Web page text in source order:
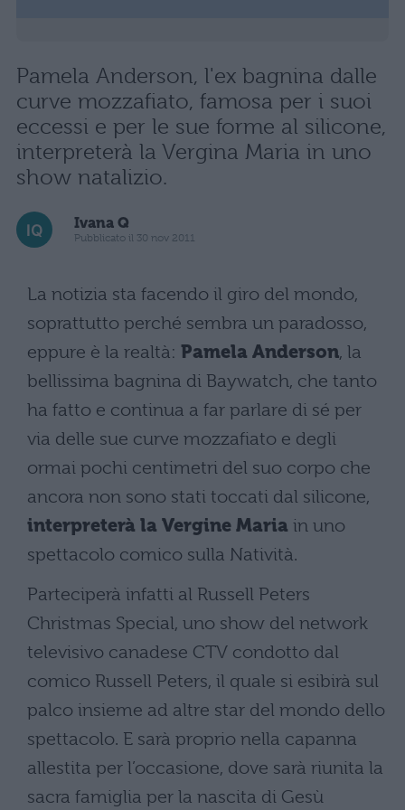
Pamela Anderson, l'ex bagnina dalle
curve mozzafiato, famosa per i suoi
eccessi e per le sue forme al silicone,
interpreterà la Vergina Maria in uno
show natalizio.
Ivana Q
Pubblicato il 30 nov 2011
La notizia sta facendo il giro del mondo,
soprattutto perché sembra un paradosso,
eppure è la realtà: Pamela Anderson, la
bellissima bagnina di Baywatch, che tanto
ha fatto e continua a far parlare di sé per
via delle sue curve mozzafiato e degli
ormai pochi centimetri del suo corpo che
ancora non sono stati toccati dal silicone,
interpreterà la Vergine Maria in uno
spettacolo comico sulla Natività.
Parteciperà infatti al Russell Peters
Christmas Special, uno show del network
televisivo canadese CTV condotto dal
comico Russell Peters, il quale si esibirà sul
palco insieme ad altre star del mondo dello
spettacolo. E sarà proprio nella capanna
allestita per l’occasione, dove sarà riunita la
sacra famiglia per la nascita di Gesù